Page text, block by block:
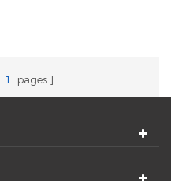
1 pages